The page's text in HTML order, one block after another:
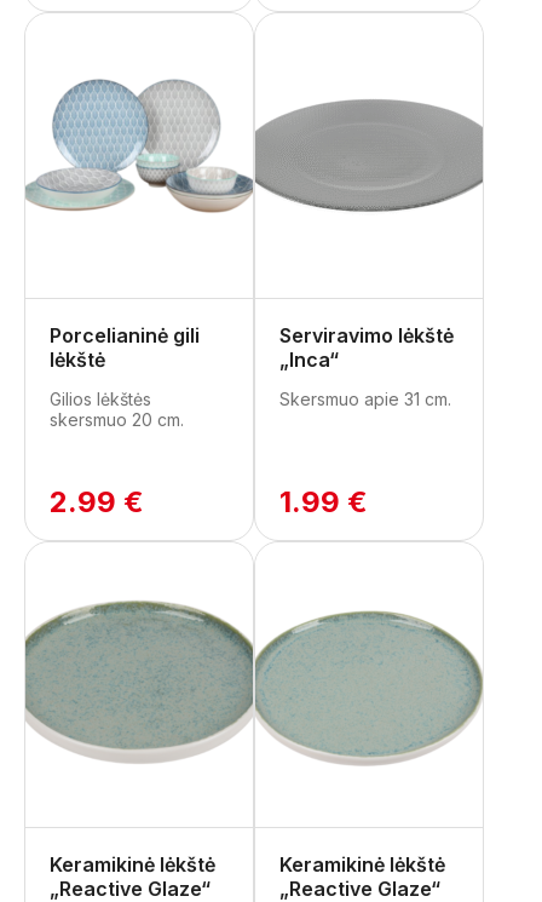
Porcelianinė gili
lėkštė
Gilios lėkštės
skersmuo 20 cm.
2.99 €
Serviravimo lėkštė
„Inca“
Skersmuo apie 31 cm.
1.99 €
Keramikinė lėkštė
„Reactive Glaze“
Keramikinė lėkštė
„Reactive Glaze“